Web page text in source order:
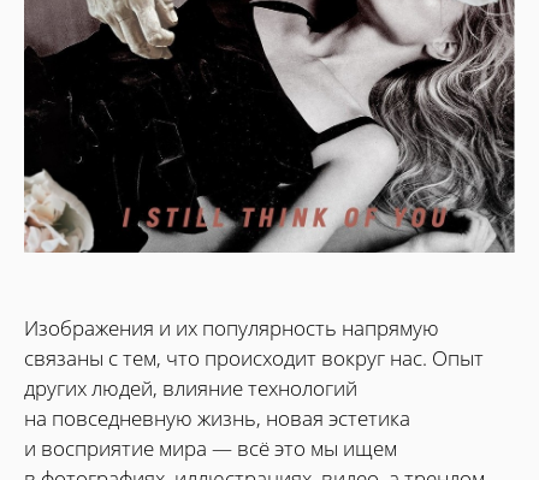
Изображения и их популярность напрямую
связаны с тем, что происходит вокруг нас. Опыт
других людей, влияние технологий
на повседневную жизнь, новая эстетика
и восприятие мира — всё это мы ищем